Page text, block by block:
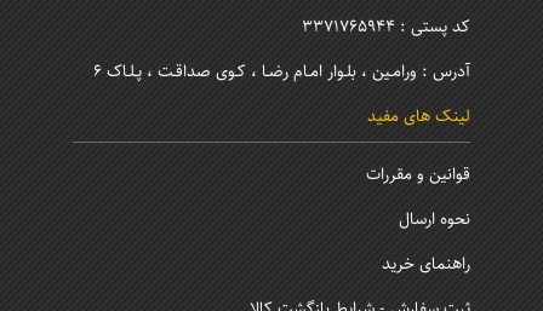
کد پستی : 3371765944
آدرس : ورامـین ، بلـوار امـام رضـا ، کـوی صداقـت ، پـلـاک 6
لینک های مفید
قوانین و مقررات
نحوه ارسال
راهنمای خرید